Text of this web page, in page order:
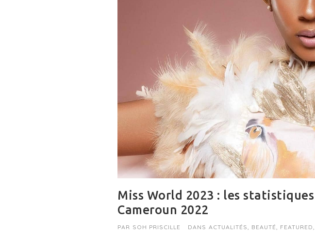
Miss World 2023 : les
Cameroun 2022
PAR SOH PRISCILLE DANS ACTUALITÉS, BEAUTÉ, FEATURED,